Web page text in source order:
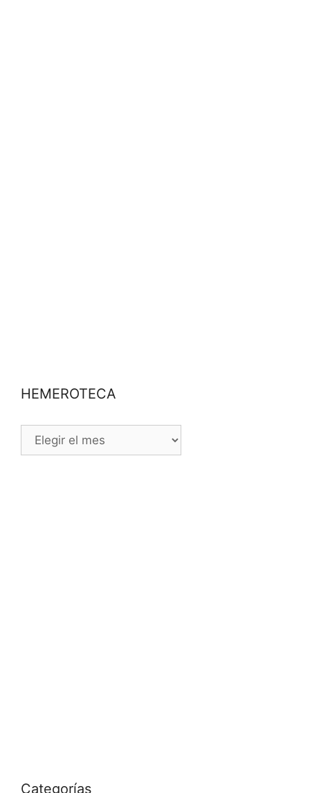
HEMEROTECA
HEMEROTECA
Categorías